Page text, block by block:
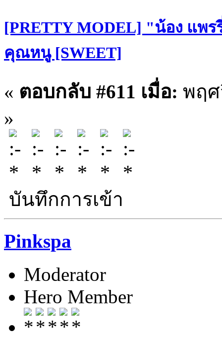
[PRETTY MODEL] "น้อง แพ
คุณหนู [SWEET]
« ตอบกลับ #611 เมื่อ: พฤศ
»
บันทึกการเข้า
Pinkspa
Moderator
Hero Member